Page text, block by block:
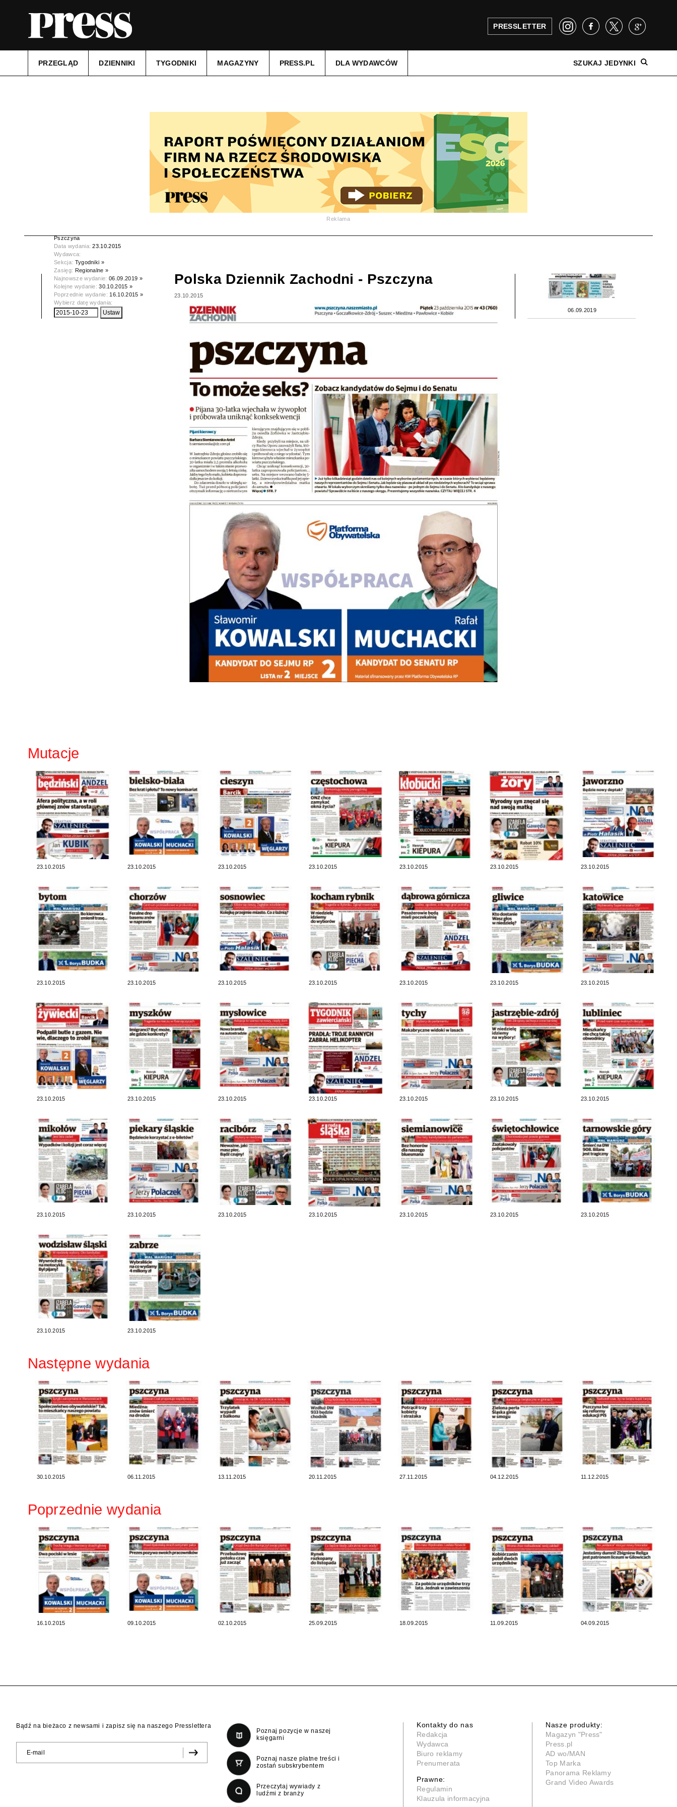
PRESSLETTER
PRZEGLĄD DZIENNIKI TYGODNIKI MAGAZYNY PRESS.PL DLA WYDAWCÓW SZUKAJ JEDYNKI
Reklama
Pszczyna
Data wydania:23.10.2015
Wydawca:
Sekcja: Tygodniki »
Zasięg: Regionalne »
Najnowsze wydanie:06.09.2019 »
Kolejne wydanie:30.10.2015 »
Poprzednie wydanie: 16.10.2015 »
Wybierz datę wydania:
Polska Dziennik Zachodni - Pszczyna
23.10.2015
06.09.2019
Mutacje
23.10.2015 23.10.2015 23.10.2015 23.10.2015 23.10.2015 23.10.2015 23.10.2015
23.10.2015 23.10.2015 23.10.2015 23.10.2015 23.10.2015 23.10.2015 23.10.2015
23.10.2015 23.10.2015 23.10.2015 23.10.2015 23.10.2015 23.10.2015 23.10.2015
23.10.2015 23.10.2015 23.10.2015 23.10.2015 23.10.2015 23.10.2015 23.10.2015
23.10.2015 23.10.2015
Następne wydania
30.10.2015 06.11.2015 13.11.2015 20.11.2015 27.11.2015 04.12.2015 11.12.2015
Poprzednie wydania
16.10.2015 09.10.2015 02.10.2015 25.09.2015 18.09.2015 11.09.2015 04.09.2015
Bądź na bieżaco z newsami i zapisz się na naszego Presslettera
Poznaj pozycje w naszej
księgarni
Poznaj nasze płatne treści i
zostań subskrybentem
Przeczytaj wywiady z
ludźmi z branży
Kontakty do nas
Redakcja
Wydawca
Biuro reklamy
Prenumerata
Prawne:
Regulamin
Klauzula informacyjna
Nasze produkty:
Magazyn "Press"
Press.pl
AD wo/MAN
Top Marka
Panorama Reklamy
Grand Video Awards